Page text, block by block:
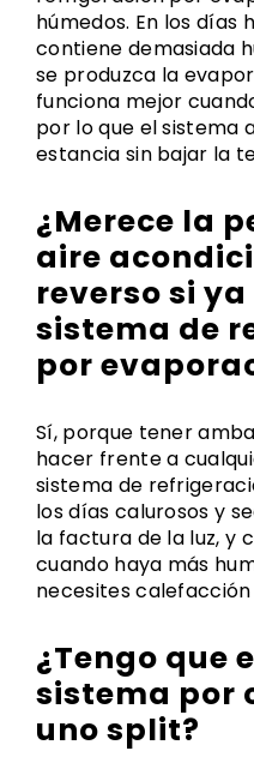
húmedos. En los días
contiene demasiada
se produzca la
funciona mejor
por lo que el sistema
estancia sin bajar la
¿Merece la
aire
reverso si
sistema de
por
Sí, porque tener
hacer frente a
sistema de
los días calurosos y
la factura de la luz, y
cuando haya más
necesites calefacción
¿Tengo que
sistema por
uno split?